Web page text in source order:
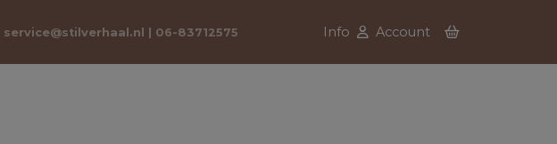
service@stilverhaal.nl | 06-83712575 Info Account